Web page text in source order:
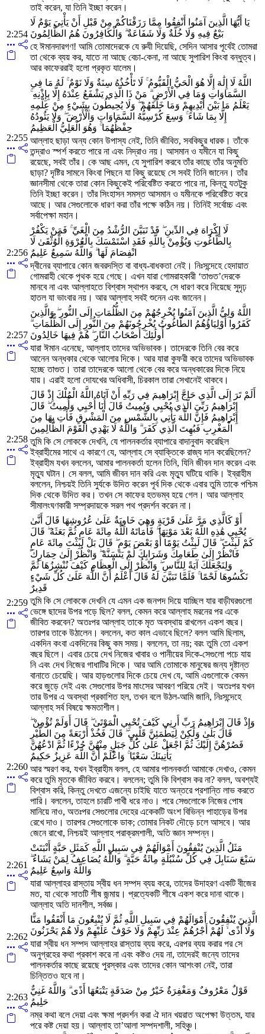
তাই করেন, যা তিনি ইচ্ছা করেন।
2:254
يَا أَيُّهَا الَّذِينَ آمَنُوا أَنْفِقُوا مِمَّا رَزَقْنَاكُمْ مِنْ قَبْلِ أَنْ يَأْتِيَ يَوْمٌ لَا
بَيْعٌ فِيهِ وَلَا خُلَّةٌ وَلَا شَفَاعَةٌ ۗ وَالْكَافِرُونَ هُمُ الظَّالِمُونَ
হে ঈমানদারগণ! আমি তোমাদেরকে যে রুযী দিয়েছি, সেদিন আসার পূর্বেই তোমরা
তা থেকে ব্যয় কর, যাতে না আছে বেচা-কেনা, না আছে সুপারিশ কিংবা বন্ধুত্ব।
আর কাফেররাই হলো প্রকৃত যালেম।
2:255
اللَّهُ لَا إِلَٰهَ إِلَّا هُوَ الْحَيُّ الْقَيُّومُ ۚ لَا تَأْخُذُهُ سِنَةٌ وَلَا نَوْمٌ ۚ لَهُ مَا فِي
السَّمَاوَاتِ وَمَا فِي الْأَرْضِ ۗ مَنْ ذَا الَّذِي يَشْفَعُ عِنْدَهُ إِلَّا بِإِذْنِهِ ۚ
يَعْلَمُ مَا بَيْنَ أَيْدِيهِمْ وَمَا خَلْفَهُمْ ۖ وَلَا يُحِيطُونَ بِشَيْءٍ مِنْ عِلْمِهِ
إِلَّا بِمَا شَاءَ ۚ وَسِعَ كُرْسِيُّهُ السَّمَاوَاتِ وَالْأَرْضَ ۖ وَلَا يَئُودُهُ
حِفْظُهُمَا ۚ وَهُوَ الْعَلِيُّ الْعَظِيمُ
আল্লাহ ছাড়া অন্য কোন উপাস্য নেই, তিনি জীবিত, সবকিছুর ধারক। তাঁকে
তন্দ্রাও স্পর্শ করতে পারে না এবং নিদ্রাও নয়। আসমান ও যমীনে যা কিছু
রয়েছে, সবই তাঁর। কে আছ এমন, যে সুপারিশ করবে তাঁর কাছে তাঁর অনুমতি
ছাড়া? দৃষ্টির সামনে কিংবা পিছনে যা কিছু রয়েছে সে সবই তিনি জানেন। তাঁর
জ্ঞানসীমা থেকে তারা কোন কিছুকেই পরিবেষ্টিত করতে পারে না, কিন্তু যতটুকু
তিনি ইচ্ছা করেন। তাঁর সিংহাসন সমস্ত আসমান ও যমীনকে পরিবেষ্টিত করে
আছে। আর সেগুলোকে ধারণ করা তাঁর পক্ষে কঠিন নয়। তিনিই সর্বোচ্চ এবং
সর্বাপেক্ষা মহান।
2:256
لَا إِكْرَاهَ فِي الدِّينِ ۖ قَدْ تَبَيَّنَ الرُّشْدُ مِنَ الْغَيِّ ۚ فَمَنْ يَكْفُرْ
بِالطَّاغُوتِ وَيُؤْمِنْ بِاللَّهِ فَقَدِ اسْتَمْسَكَ بِالْعُرْوَةِ الْوُثْقَىٰ لَا
انْفِصَامَ لَهَا ۗ وَاللَّهُ سَمِيعٌ عَلِيمٌ
দ্বীনের ব্যাপারে কোন জবরদস্তি বা বাধ্য-বাধকতা নেই। নিঃসন্দেহে হেদায়াত
গোমরাহী থেকে পৃথক হয়ে গেছে। এখন যারা গোমরাহকারী ‘তাগুত’দেরকে
মানবে না এবং আল্লাহতে বিশ্বাস স্থাপন করবে, সে ধারণ করে নিয়েছে সুদৃঢ়
হাতল যা ভাংবার নয়। আর আল্লাহ সবই শুনেন এবং জানেন।
2:257
اللَّهُ وَلِيُّ الَّذِينَ آمَنُوا يُخْرِجُهُمْ مِنَ الظُّلُمَاتِ إِلَى النُّورِ ۖ وَالَّذِينَ
كَفَرُوا أَوْلِيَاؤُهُمُ الطَّاغُوتُ يُخْرِجُونَهُمْ مِنَ النُّورِ إِلَى الظُّلُمَاتِ ۗ
أُولَٰئِكَ أَصْحَابُ النَّارِ ۖ هُمْ فِيهَا خَالِدُونَ
যারা ঈমান এনেছে, আল্লাহ তাদের অভিভাবক। তাদেরকে তিনি বের করে
আনেন অন্ধকার থেকে আলোর দিকে। আর যারা কুফরী করে তাদের অভিভাবক
হচ্ছে তাগুত। তারা তাদেরকে আলো থেকে বের করে অন্ধকারের দিকে নিয়ে
যায়। এরাই হলো দোযখের অধিবাসী, চিরকাল তারা সেখানেই থাকবে।
2:258
أَلَمْ تَرَ إِلَى الَّذِي حَاجَّ إِبْرَاهِيمَ فِي رَبِّهِ أَنْ آتَاهُ اللَّهُ الْمُلْكَ إِذْ قَالَ
إِبْرَاهِيمُ رَبِّيَ الَّذِي يُحْيِي وَيُمِيتُ قَالَ أَنَا أُحْيِي وَأُمِيتُ ۖ قَالَ
إِبْرَاهِيمُ فَإِنَّ اللَّهَ يَأْتِي بِالشَّمْسِ مِنَ الْمَشْرِقِ فَأْتِ بِهَا مِنَ
الْمَغْرِبِ فَبُهِتَ الَّذِي كَفَرَ ۗ وَاللَّهُ لَا يَهْدِي الْقَوْمَ الظَّالِمِينَ
তুমি কি সে লোককে দেখনি, যে পালনকর্তার ব্যাপারে বাদানুবাদ করেছিল
ইব্রাহীমের সাথে এ কারণে যে, আল্লাহ সে ব্যাক্তিকে রাজ্য দান করেছিলেন?
ইব্রাহীম যখন বললেন, আমার পালনকর্তা হলেন তিনি, যিনি জীবন দান করেন এবং
মৃত্যু ঘটান। সে বলল, আমি জীবন দান করি এবং মৃত্যু ঘটিয়ে থাকি। ইব্রাহীম
বললেন, নিশ্চয়ই তিনি সুর্যকে উদিত করেন পূর্ব দিক থেকে এবার তুমি তাকে পশ্চিম
দিক থেকে উদিত কর। তখন সে কাফের হতভম্ব হয়ে গেল। আর আল্লাহ
সীমালংঘণকারী সম্প্রদায়কে সরল পথ প্রদর্শন করেন না।
2:259
أَوْ كَالَّذِي مَرَّ عَلَىٰ قَرْيَةٍ وَهِيَ خَاوِيَةٌ عَلَىٰ عُرُوشِهَا قَالَ أَنَّىٰ
يُحْيِي هَٰذِهِ اللَّهُ بَعْدَ مَوْتِهَا ۖ فَأَمَاتَهُ اللَّهُ مِائَةَ عَامٍ ثُمَّ بَعَثَهُ ۖ قَالَ
كَمْ لَبِثْتَ ۖ قَالَ لَبِثْتُ يَوْمًا أَوْ بَعْضَ يَوْمٍ ۖ قَالَ بَلْ لَبِثْتَ مِائَةَ عَامٍ
فَانْظُرْ إِلَىٰ طَعَامِكَ وَشَرَابِكَ لَمْ يَتَسَنَّهْ ۖ وَانْظُرْ إِلَىٰ حِمَارِكَ
وَلِنَجْعَلَكَ آيَةً لِلنَّاسِ ۖ وَانْظُرْ إِلَى الْعِظَامِ كَيْفَ نُنْشِزُهَا ثُمَّ
نَكْسُوهَا لَحْمًا ۚ فَلَمَّا تَبَيَّنَ لَهُ قَالَ أَعْلَمُ أَنَّ اللَّهَ عَلَىٰ كُلِّ شَيْءٍ
قَدِيرٌ
তুমি কি সে লোককে দেখনি যে এমন এক জনপদ দিয়ে যাচ্ছিল যার বাড়ীঘরগুলো
ভেঙ্গে ছাদের উপর পড়ে ছিল? বলল, কেমন করে আল্লাহ মরনের পর একে
জীবিত করবেন? অতঃপর আল্লাহ তাকে মৃত অবস্থায় রাখলেন একশ বছর।
তারপর তাকে উঠালেন। বললেন, কত কাল এভাবে ছিলে? বলল আমি ছিলাম,
একদিন কংবা একদিনের কিছু কম সময়। বললেন, তা নয়; বরং তুমি তো একশ
বছর ছিলে। এবার চেয়ে দেখ নিজের খাবার ও পানীয়ের দিকে-সেগুলো পচে যায়
নি এবং দেখ নিজের গাধাটির দিকে। আর আমি তোমাকে মানুষের জন্য দৃষ্টান্ত
বানাতে চেয়েছি। আর হাড়গুলোর দিকে চেয়ে দেখ যে, আমি এগুলোকে কেমন
করে জুড়ে দেই এবং সেগুলোর উপর মাংসের আবরণ পরিয়ে দেই। অতঃপর যখন
তার উপর এ অবস্থা প্রকাশিত হল, তখন বলে উঠল-আমি জানি, নিঃসন্দেহে
আল্লাহ সর্ব বিষয়ে ক্ষমতাশীল।
2:260
وَإِذْ قَالَ إِبْرَاهِيمُ رَبِّ أَرِنِي كَيْفَ تُحْيِي الْمَوْتَىٰ ۖ قَالَ أَوَلَمْ تُؤْمِنْ ۖ
قَالَ بَلَىٰ وَلَٰكِنْ لِيَطْمَئِنَّ قَلْبِي ۖ قَالَ فَخُذْ أَرْبَعَةً مِنَ الطَّيْرِ
فَصُرْهُنَّ إِلَيْكَ ثُمَّ اجْعَلْ عَلَىٰ كُلِّ جَبَلٍ مِنْهُنَّ جُزْءًا ثُمَّ ادْعُهُنَّ
يَأْتِينَكَ سَعْيًا ۚ وَاعْلَمْ أَنَّ اللَّهَ عَزِيزٌ حَكِيمٌ
আর স্মরণ কর, যখন ইব্রাহীম বলল, হে আমার পালনকর্তা আমাকে দেখাও, কেমন
করে তুমি মৃতকে জীবিত করবে। বললেন; তুমি কি বিশ্বাস কর না? বলল, অবশ্যই
বিশ্বাস করি, কিন্তু দেখতে এজন্যে চাইছি যাতে অন্তরে প্রশান্তি লাভ করতে
পারি। বললেন, তাহলে চারটি পাখী ধরে নাও। পরে সেগুলোকে নিজের পোষ
মানিয়ে নাও, অতঃপর সেগুলোর দেহের একেকটি অংশ বিভিন্ন পাহাড়ের উপর
রেখে দাও। তারপর সেগুলোকে ডাক; তোমার নিকট দৌড়ে চলে আসবে। আর
জেনে রাখো, নিশ্চয়ই আল্লাহ পরাক্রমশালী, অতি জ্ঞান সম্পন্ন।
2:261
مَثَلُ الَّذِينَ يُنْفِقُونَ أَمْوَالَهُمْ فِي سَبِيلِ اللَّهِ كَمَثَلِ حَبَّةٍ أَنْبَتَتْ
سَبْعَ سَنَابِلَ فِي كُلِّ سُنْبُلَةٍ مِائَةُ حَبَّةٍ ۗ وَاللَّهُ يُضَاعِفُ لِمَنْ يَشَاءُ ۗ
وَاللَّهُ وَاسِعٌ عَلِيمٌ
যারা আল্লাহর রাস্তায় স্বীয় ধন সম্পদ ব্যয় করে, তাদের উদাহরণ একটি বীজের
মত, যা থেকে সাতটি শীষ জন্মায়। প্রত্যেকটি শীষে একশ করে দানা থাকে।
আল্লাহ অতি দানশীল, সর্বজ্ঞ।
2:262
الَّذِينَ يُنْفِقُونَ أَمْوَالَهُمْ فِي سَبِيلِ اللَّهِ ثُمَّ لَا يُتْبِعُونَ مَا أَنْفَقُوا مَنًّا
وَلَا أَذًى ۙ لَهُمْ أَجْرُهُمْ عِنْدَ رَبِّهِمْ وَلَا خَوْفٌ عَلَيْهِمْ وَلَا هُمْ يَحْزَنُونَ
যারা স্বীয় ধন সম্পদ আল্লাহর রাস্তায় ব্যয় করে, এরপর ব্যয় করার পর সে
অনুগ্রহের কথা প্রকাশ করে না এবং কষ্টও দেয় না, তাদেরই জন্যে তাদের
পালনকর্তার কাছে রয়েছে পুরস্কার এবং তাদের কোন আশংকা নেই, তারা
চিন্তিতও হবে না।
2:263
قَوْلٌ مَعْرُوفٌ وَمَغْفِرَةٌ خَيْرٌ مِنْ صَدَقَةٍ يَتْبَعُهَا أَذًى ۗ وَاللَّهُ غَنِيٌّ
حَلِيمٌ
নম্র কথা বলে দেয়া এবং ক্ষমা প্রদর্শন করা ঐ দান খয়রাত অপেক্ষা উত্তম, যার
পরে কষ্ট দেয়া হয়। আল্লাহ তা’আলা সম্পদশালী, সহিঞ্চু।